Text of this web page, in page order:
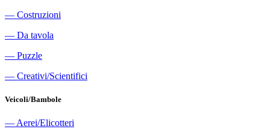
― Costruzioni
― Da tavola
― Puzzle
― Creativi/Scientifici
Veicoli/Bambole
― Aerei/Elicotteri